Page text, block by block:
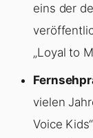
eins der
„Loyal to
vielen
Voice